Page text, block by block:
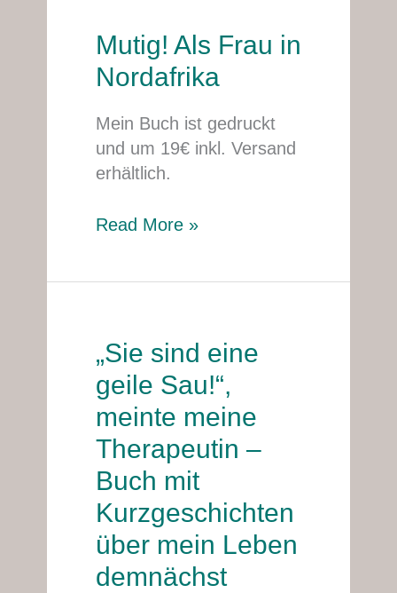
Mutig! Als Frau in
Nordafrika
Mein Buch ist gedruckt
und um 19€ inkl. Versand
erhältlich.
Mutig!
Als
Frau
in
Nordafrika
Read More »
„Sie sind eine
geile Sau!“,
meinte meine
Therapeutin –
Buch mit
Kurzgeschichten
über mein Leben
demnächst
„Sie
eine
geile
Sau!“,
meinte
Therapeutin
–
Buch